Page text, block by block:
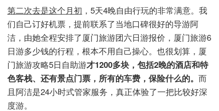
第二次去是这个月初 ，5天4晚自由行玩的非常满意。我
们自己订好机票，提前联系了当地口碑很好的导游阿
洁，由她全程安排了厦门旅游团六日游报价，厦门旅游6
日游多少钱的行程，根本不用自己操心。也很划算，厦
门旅游攻略5日自助游才1200多块，包括2晚的酒店和特
色客栈、还有景点门票，所有的车费，保险什么的。 而
且阿洁是24小时式管家服务，真正体验了一把比较好深
度游。